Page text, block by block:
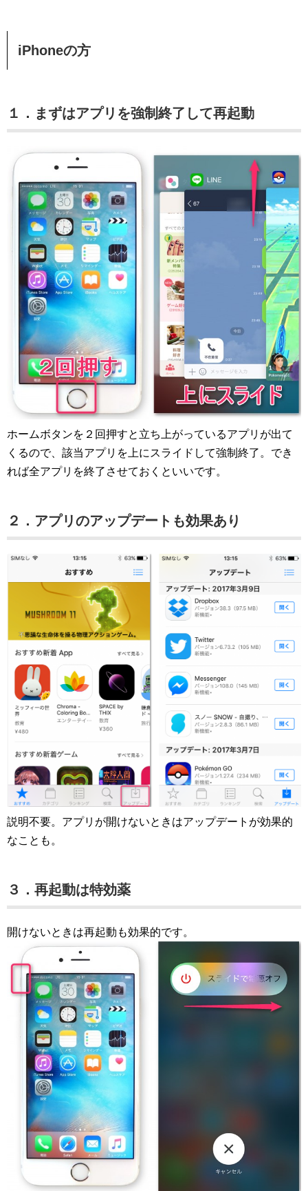
iPhoneの方
１．まずはアプリを強制終了して再起動
ホームボタンを２回押すと立ち上がっているアプリが出て
くるので、該当アプリを上にスライドして強制終了。でき
れば全アプリを終了させておくといいです。
２．アプリのアップデートも効果あり
説明不要。アプリが開けないときはアップデートが効果的
なことも。
３．再起動は特効薬
開けないときは再起動も効果的です。